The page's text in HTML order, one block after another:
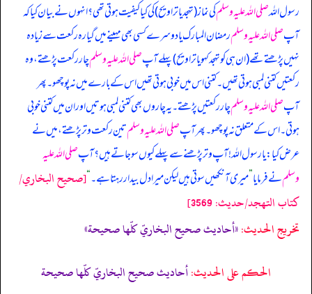
رسول اللہصلی اللہ علیہ وسلمکی نماز (تہجد یا تراویح) کی کیا کیفیت ہوتی تھی؟ انہوں نے بیان کیا کہ
آپصلی اللہ علیہ وسلمرمضان المبارک یا دوسرے کسی بھی مہینے میں گیارہ رکعت سے زیادہ
نہیں پڑھتے تھے (ان ہی کو تہجد کہو یا تراویح) پہلے آپصلی اللہ علیہ وسلمچار رکعت پڑھتے، وہ
رکعتیں کتنی لمبی ہوتی تھیں۔ کتنی اس میں خوبی ہوتی تھیں اس کے بارے میں نہ پوچھو۔ پھر
آپصلی اللہ علیہ وسلمچار رکعتیں پڑھتے۔ یہ چاروں بھی کتنی لمبی ہوتیں اور ان میں کتنی خوبی
ہوتی۔ اس کے متعلق نہ پوچھو۔ پھر آپصلی اللہ علیہ وسلمتین رکعت وتر پڑھتے، میں نے
عرض کیا: یا رسول اللہ! آپ وتر پڑھنے سے پہلے کیوں سو جاتے ہیں؟ آپصلی اللہ علیہ
وسلمنے فرمایا”میری آنکھیں سوتی ہیں لیکن میرا دل بیدار رہتا ہے۔“[صحيح البخاري/
كتاب التهجد/حدیث: 3569]
تخریج الحدیث:«أحاديث صحيح البخاريّ كلّها صحيحة»
الحكم على الحديث:أحاديث صحيح البخاريّ كلّها صحيحة